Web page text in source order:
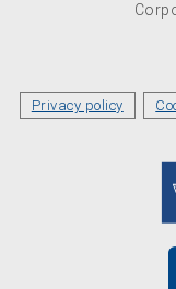
Privacy policy